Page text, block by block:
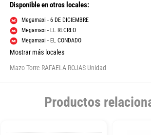
Disponible en otros locales:
Megamaxi - 6 DE DICIEMBRE
Megamaxi - EL RECREO
Megamaxi - EL CONDADO
Mostrar más locales
Mazo Torre RAFAELA ROJAS Unidad
Productos